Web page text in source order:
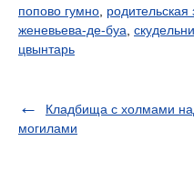
попово гумно родительская
женевьева-де-буа
цвынтарь
Кладбища с холмами
могилами